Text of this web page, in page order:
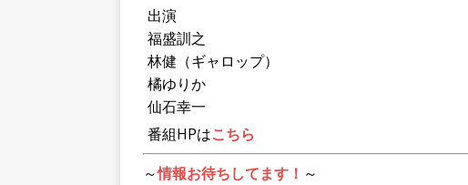
出演
福盛訓之
林健（ギャロップ）
橘ゆりか
仙石幸一
番組HPはこちら
～情報お待ちしてます！ ～